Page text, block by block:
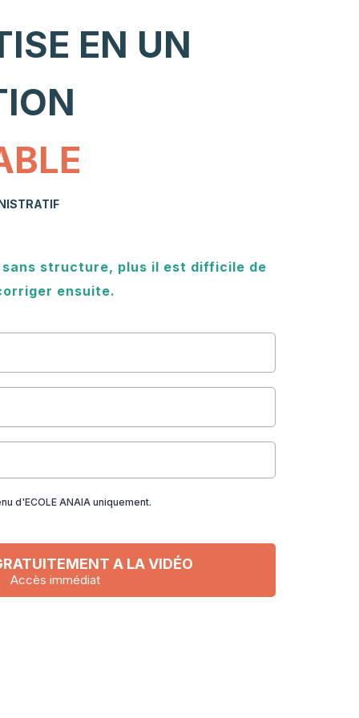
EN UN
sans structure, plus il est difficile de
ensuite.
d'ECOLE ANAIA uniquement.
A LA VIDÉO
Accès immédiat